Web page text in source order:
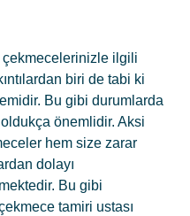
çekmecelerinizle ilgili
biri de tabi ki
Bu gibi durumlarda
önemlidir. Aksi
hem size zarar
dolayı
Bu gibi
tamiri ustası